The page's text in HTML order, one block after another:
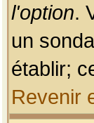
l'option.
un
établir;
Revenir